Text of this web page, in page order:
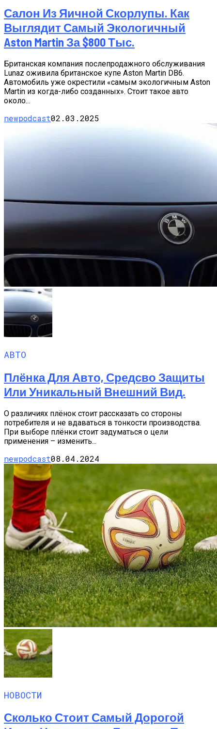
Салон Из Яичной Скорлупы. Как
Выглядит Самый Экологичный
Aston Martin За $800 Тыс.
Британская компания послепродажного обслуживания
Lunaz оживила британское купе Aston Martin DB6.
Автомобиль уже окрестили «самым экологичным Aston
Martin из когда-либо созданных». Стоит такое авто
около...
newpodcast02.03.2025
АВТО
Плёнка Для Авто, Средсво Защиты
Или Уникальный Внешний Вид.
О различиях плёнок стоит рассказать со стороны
потребителя и не вдаваться в тонкости производства.
При выборе плёнки стоит задуматься о цели
применения – изменить...
newpodcast08.04.2024
НОВОСТИ
Сколько Стоит Самый Дорогой